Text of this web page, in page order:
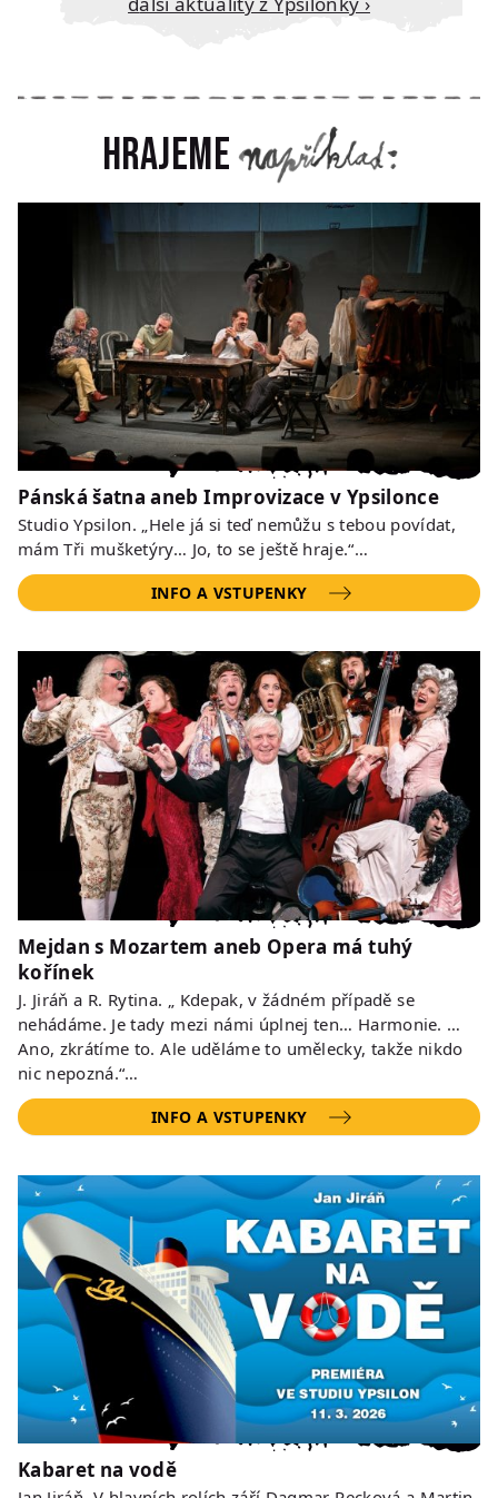
Hrajeme
Pánská šatna aneb Improvizace v Ypsilonce
Studio Ypsilon. „Hele já si teď nemůžu s tebou povídat,
mám Tři mušketýry… Jo, to se ještě hraje.“…
INFO A VSTUPENKY
Mejdan s Mozartem aneb Opera má tuhý
kořínek
J. Jiráň a R. Rytina. „ Kdepak, v žádném případě se
nehádáme. Je tady mezi námi úplnej ten… Harmonie. …
Ano, zkrátíme to. Ale uděláme to umělecky, takže nikdo
nic nepozná.“…
INFO A VSTUPENKY
Kabaret na vodě